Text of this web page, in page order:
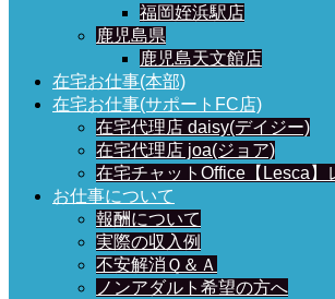
福岡姪浜駅店
鹿児島県
鹿児島天文館店
在宅お仕事(本部)
在宅お仕事(サポートFC店)
在宅代理店 daisy(デイジー)
在宅代理店 joa(ジョア)
在宅チャットOffice【Lesca】
お仕事について
報酬について
実際の収入例
不安解消Ｑ＆Ａ
ノンアダルト希望の方へ